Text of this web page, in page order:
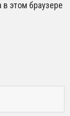
этом браузере